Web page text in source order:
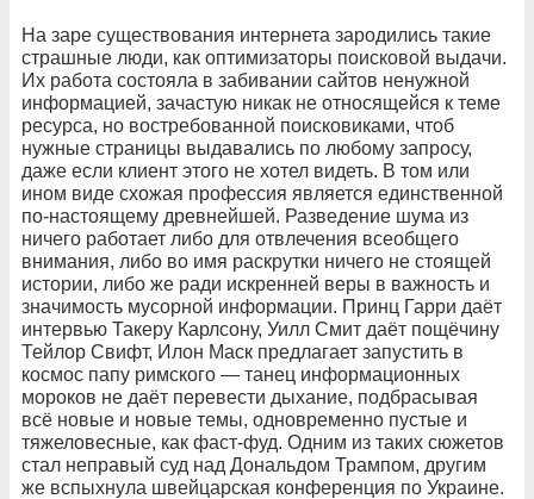
На заре существования интернета зародились такие
страшные люди, как оптимизаторы поисковой выдачи.
Их работа состояла в забивании сайтов ненужной
информацией, зачастую никак не относящейся к теме
ресурса, но востребованной поисковиками, чтоб
нужные страницы выдавались по любому запросу,
даже если клиент этого не хотел видеть. В том или
ином виде схожая профессия является единственной
по-настоящему древнейшей. Разведение шума из
ничего работает либо для отвлечения всеобщего
внимания, либо во имя раскрутки ничего не стоящей
истории, либо же ради искренней веры в важность и
значимость мусорной информации. Принц Гарри даёт
интервью Такеру Карлсону, Уилл Смит даёт пощёчину
Тейлор Свифт, Илон Маск предлагает запустить в
космос папу римского — танец информационных
мороков не даёт перевести дыхание, подбрасывая
всё новые и новые темы, одновременно пустые и
тяжеловесные, как фаст-фуд. Одним из таких сюжетов
стал неправый суд над Дональдом Трампом, другим
же вспыхнула швейцарская конференция по Украине.